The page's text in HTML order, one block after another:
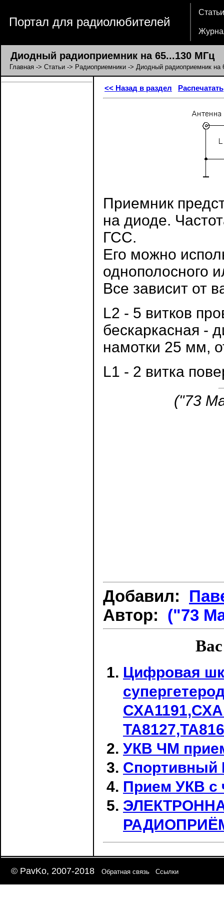
Портал для радиолюбителей
Статьи
Диодный радиоприемник на 65...130 МГц
Главная -> Статьи -> Радиоприемники -> Диодный радиоприемник на
<< Назад в раздел Распечатать
Приемник
на диоде.
ГСС.
Его можно
однополосного
Все зависит от
L2 - 5 витков
бескаркасная -
намотки 25 мм,
L1 - 2 витка
("73
Добавил:
Автор: ("73
Цифровая
УКВ ЧМ
Спортивный
Прием УКВ с
© PavKo, 2007-2018 Обратная связь Ссылки